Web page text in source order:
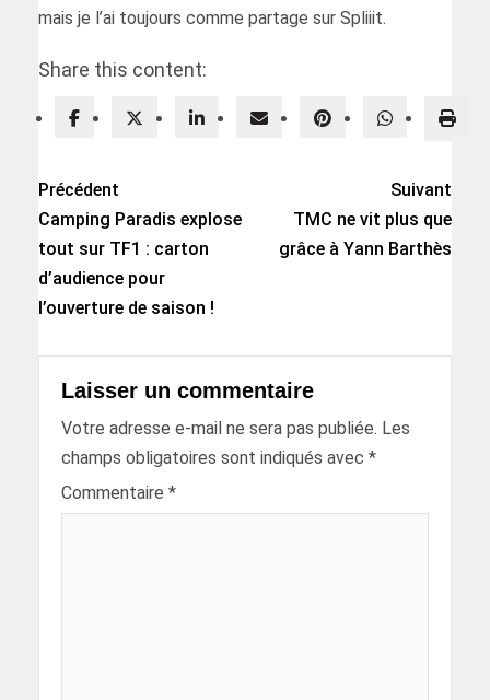
mais je l’ai toujours comme partage sur Spliiit.
Share this content:
Précédent
Camping Paradis explose
tout sur TF1 : carton
d’audience pour
l’ouverture de saison !
Suivant
TMC ne vit plus que
grâce à Yann Barthès
Laisser un commentaire
Votre adresse e-mail ne sera pas publiée. Les
champs obligatoires sont indiqués avec *
Commentaire *